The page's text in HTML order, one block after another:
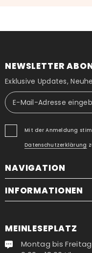
NEWSLETTER
Exklusive Updates,
Mit der Anmeldung
Datenschutzerklärung
NAVIGATION
INFORMATIONEN
MEINLESEPLATZ
Montag bis Freitag